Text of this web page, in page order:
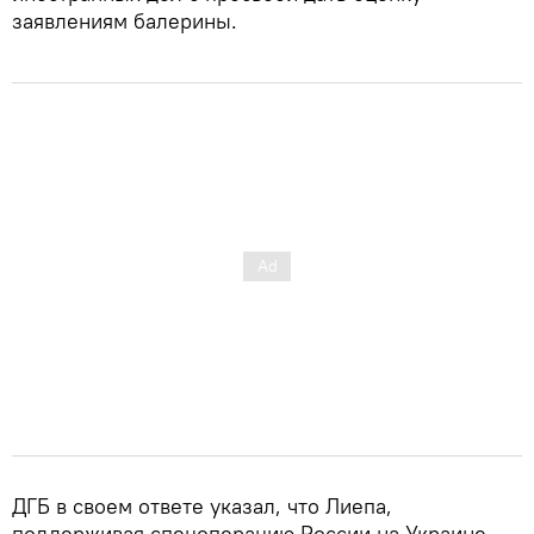
заявлениям балерины.
ДГБ в своем ответе указал, что Лиепа,